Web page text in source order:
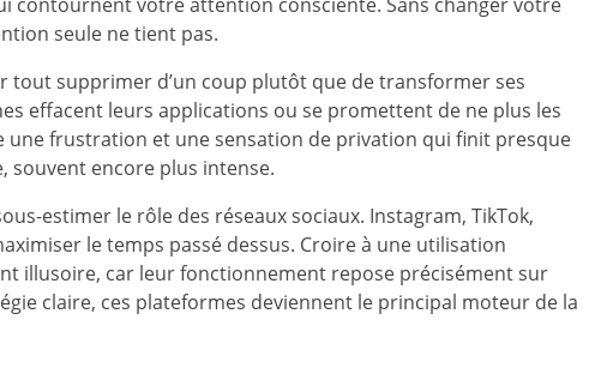
seule ne tient pas.
tout supprimer d’un coup plutôt que de transformer ses
effacent leurs applications ou se promettent de ne plus les
une frustration et une sensation de privation qui finit presque
encore plus intense.
estimer le rôle des réseaux sociaux. Instagram, TikTok,
le temps passé dessus. Croire à une utilisation
illusoire, car leur fonctionnement repose précisément sur
claire, ces plateformes deviennent le principal moteur de la